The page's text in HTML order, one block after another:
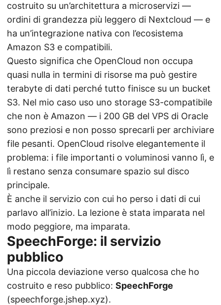
costruito su un’architettura a microservizi —
ordini di grandezza più leggero di Nextcloud — e
ha un’integrazione nativa con l’ecosistema
Amazon S3 e compatibili.
Questo significa che OpenCloud non occupa
quasi nulla in termini di risorse ma può gestire
terabyte di dati perché tutto finisce su un bucket
S3. Nel mio caso uso uno storage S3-compatibile
che non è Amazon — i 200 GB del VPS di Oracle
sono preziosi e non posso sprecarli per archiviare
file pesanti. OpenCloud risolve elegantemente il
problema: i file importanti o voluminosi vanno lì, e
lì restano senza consumare spazio sul disco
principale.
È anche il servizio con cui ho perso i dati di cui
parlavo all’inizio. La lezione è stata imparata nel
modo peggiore, ma imparata.
SpeechForge: il servizio
pubblico
Una piccola deviazione verso qualcosa che ho
costruito e reso pubblico: SpeechForge
(speechforge.jshep.xyz).